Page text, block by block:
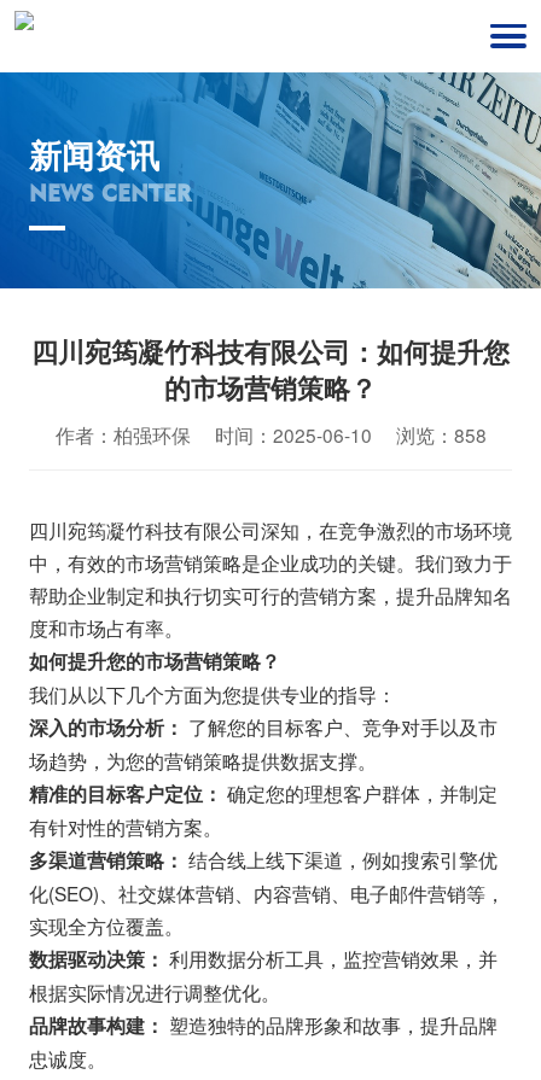
新闻资讯
NEWS CENTER
四川宛筠凝竹科技有限公司：如何提升您
的市场营销策略？
作者：柏强环保 时间：2025-06-10 浏览：858
四川宛筠凝竹科技有限公司深知，在竞争激烈的市场环境
中，有效的市场营销策略是企业成功的关键。我们致力于
帮助企业制定和执行切实可行的营销方案，提升品牌知名
度和市场占有率。
如何提升您的市场营销策略？
我们从以下几个方面为您提供专业的指导：
深入的市场分析： 了解您的目标客户、竞争对手以及市
场趋势，为您的营销策略提供数据支撑。
精准的目标客户定位： 确定您的理想客户群体，并制定
有针对性的营销方案。
多渠道营销策略： 结合线上线下渠道，例如搜索引擎优
化(SEO)、社交媒体营销、内容营销、电子邮件营销等，
实现全方位覆盖。
数据驱动决策： 利用数据分析工具，监控营销效果，并
根据实际情况进行调整优化。
品牌故事构建： 塑造独特的品牌形象和故事，提升品牌
忠诚度。